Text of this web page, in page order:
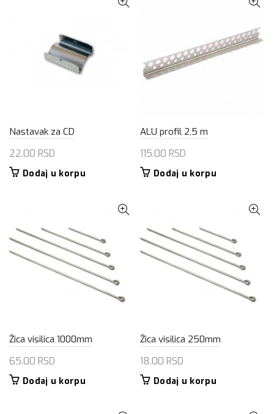
Nastavak za CD
22.00 RSD
Dodaj u korpu
ALU profil 2,5 m
115.00 RSD
Dodaj u korpu
Žica visilica 1000mm
65.00 RSD
Dodaj u korpu
Žica visilica 250mm
18.00 RSD
Dodaj u korpu